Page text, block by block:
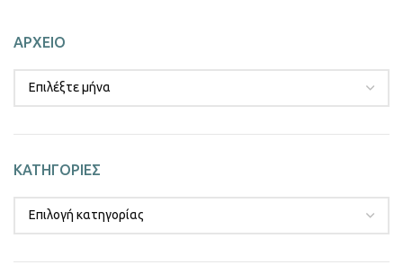
ΑΡΧΕΙΟ
ΚΑΤΗΓΟΡΙΕΣ